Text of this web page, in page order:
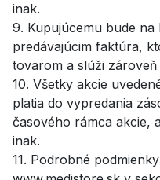
inak.
9. Kupujúcemu bude
predávajúcim faktúra,
tovarom a slúži
10. Všetky akcie
platia do vypredania
časového rámca akcie,
inak.
11. Podrobné